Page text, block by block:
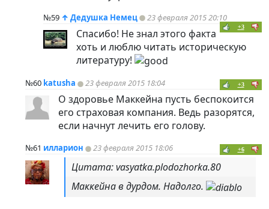
№59 ↑ Дедушка Немец 23 февраля 2015 20:10
+3
Спасибо! Не знал этого факта
хоть и люблю читать историческую
литературу!
№60 katusha 23 февраля 2015 18:04 +3
О здоровье Маккейна пусть беспокоится
его страховая компания. Ведь разорятся,
если начнут лечить его голову.
№61 илларион 23 февраля 2015 18:06 +6
Цитата: vasyatka.plodozhorka.80
Маккейна в дурдом. Надолго.